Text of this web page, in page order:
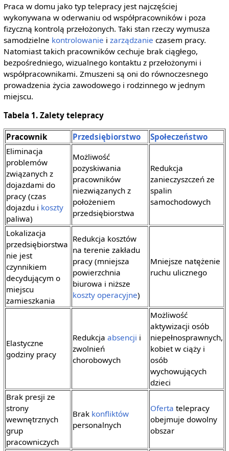
Praca w domu jako typ telepracy jest najczęściej
wykonywana w oderwaniu od współpracowników i poza
fizyczną kontrolą przełożonych. Taki stan rzeczy wymusza
samodzielne kontrolowanie i zarządzanie czasem pracy.
Natomiast takich pracowników cechuje brak ciągłego,
bezpośredniego, wizualnego kontaktu z przełożonymi i
współpracownikami. Zmuszeni są oni do równoczesnego
prowadzenia życia zawodowego i rodzinnego w jednym
miejscu.
Tabela 1. Zalety telepracy
Pracownik Przedsiębiorstwo
Społeczeństwo
Eliminacja
problemów
związanych z
dojazdami do
pracy (czas
dojazdu i koszty
paliwa)
Możliwość
pozyskiwania
pracowników
niezwiązanych z
położeniem
przedsiębiorstwa
Redukcja
zanieczyszczeń ze
spalin
samochodowych
Lokalizacja
przedsiębiorstwa
nie jest
czynnikiem
decydującym o
miejscu
zamieszkania
Redukcja kosztów
na terenie zakładu
pracy (mniejsza
powierzchnia
biurowa i niższe
koszty operacyjne)
Mniejsze natężenie
ruchu ulicznego
Elastyczne
godziny pracy
Redukcja absencji i
zwolnień
chorobowych
Możliwość
aktywizacji osób
niepełnosprawnych,
kobiet w ciąży i
osób
wychowujących
dzieci
Brak presji ze
strony
wewnętrznych
grup
pracowniczych
Brak konfliktów
personalnych
Oferta telepracy
obejmuje dowolny
obszar